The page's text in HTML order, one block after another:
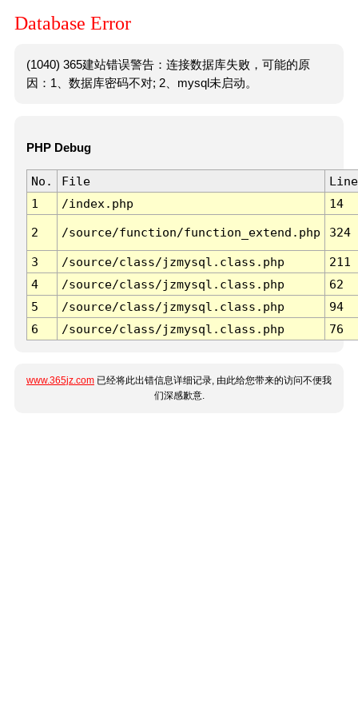
Database Error
(1040) 365建站错误警告：连接数据库失败，可能的原
因：1、数据库密码不对; 2、mysql未启动。
PHP Debug
No. File
Line
1
/index.php 14
2 /source/function/function_extend.php 324
3 /source/class/jzmysql.class.php
211
4
/source/class/jzmysql.class.php
62
5
/source/class/jzmysql.class.php
94
6
/source/class/jzmysql.class.php 76
www.365jz.com 已经将此出错信息详细记录, 由此给您带来的访问不便我
们深感歉意.